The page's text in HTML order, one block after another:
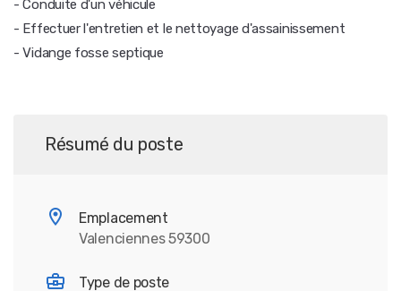
- Conduite d'un véhicule
- Effectuer l'entretien et le nettoyage d'assainissement
- Vidange fosse septique
Résumé du poste
Emplacement
Valenciennes 59300
Type de poste